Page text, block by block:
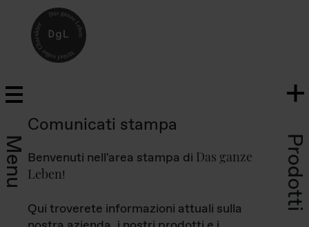
Menu Prodotti
Comunicati stampa
Benvenuti nell'area stampa di Das ganze
Leben!
Qui troverete informazioni attuali sulla